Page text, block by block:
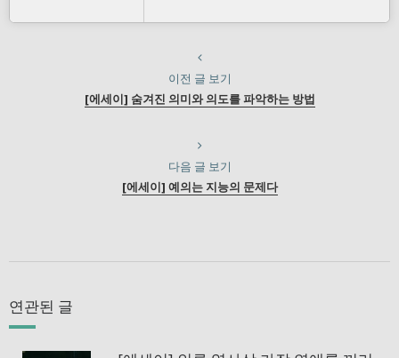
이전 글 보기
[에세이] 숨겨진 의미와 의도를 파악하는 방법
다음 글 보기
[에세이] 예의는 지능의 문제다
연관된 글